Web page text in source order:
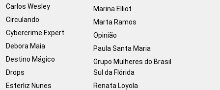
Carlos Wesley
Circulando
Cybercrime Expert
Debora Maia
Destino Mágico
Drops
Esterliz Nunes
Marina Elliot
Marta Ramos
Opinião
Paula Santa Maria
Grupo Mulheres do Brasil
Sul da Flórida
Renata Loyola